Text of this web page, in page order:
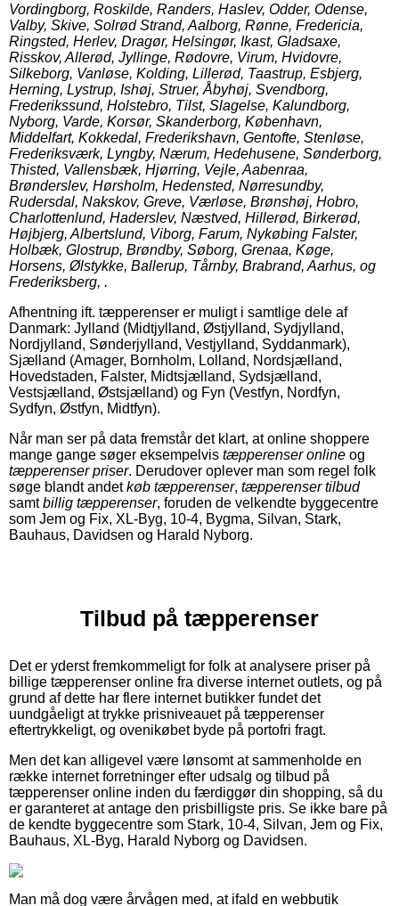
Vordingborg, Roskilde, Randers, Haslev, Odder, Odense,
Valby, Skive, Solrød Strand, Aalborg, Rønne, Fredericia,
Ringsted, Herlev, Dragør, Helsingør, Ikast, Gladsaxe,
Risskov, Allerød, Jyllinge, Rødovre, Virum, Hvidovre,
Silkeborg, Vanløse, Kolding, Lillerød, Taastrup, Esbjerg,
Herning, Lystrup, Ishøj, Struer, Åbyhøj, Svendborg,
Frederikssund, Holstebro, Tilst, Slagelse, Kalundborg,
Nyborg, Varde, Korsør, Skanderborg, København,
Middelfart, Kokkedal, Frederikshavn, Gentofte, Stenløse,
Frederiksværk, Lyngby, Nærum, Hedehusene, Sønderborg,
Thisted, Vallensbæk, Hjørring, Vejle, Aabenraa,
Brønderslev, Hørsholm, Hedensted, Nørresundby,
Rudersdal, Nakskov, Greve, Værløse, Brønshøj, Hobro,
Charlottenlund, Haderslev, Næstved, Hillerød, Birkerød,
Højbjerg, Albertslund, Viborg, Farum, Nykøbing Falster,
Holbæk, Glostrup, Brøndby, Søborg, Grenaa, Køge,
Horsens, Ølstykke, Ballerup, Tårnby, Brabrand, Aarhus, og
Frederiksberg, .
Afhentning ift. tæpperenser er muligt i samtlige dele af
Danmark: Jylland (Midtjylland, Østjylland, Sydjylland,
Nordjylland, Sønderjylland, Vestjylland, Syddanmark),
Sjælland (Amager, Bornholm, Lolland, Nordsjælland,
Hovedstaden, Falster, Midtsjælland, Sydsjælland,
Vestsjælland, Østsjælland) og Fyn (Vestfyn, Nordfyn,
Sydfyn, Østfyn, Midtfyn).
Når man ser på data fremstår det klart, at online shoppere
mange gange søger eksempelvis tæpperenser online og
tæpperenser priser. Derudover oplever man som regel folk
søge blandt andetkøb tæpperenser, tæpperenser tilbud
samtbillig tæpperenser, foruden de velkendte byggecentre
som Jem og Fix, XL-Byg, 10-4, Bygma, Silvan, Stark,
Bauhaus, Davidsen og Harald Nyborg.
Tilbud på tæpperenser
Det er yderst fremkommeligt for folk at analysere priser på
billige tæpperenser online fra diverse internet outlets, og på
grund af dette har flere internet butikker fundet det
uundgåeligt at trykke prisniveauet på tæpperenser
eftertrykkeligt, og ovenikøbet byde på portofri fragt.
Men det kan alligevel være lønsomt at sammenholde en
række internet forretninger efter udsalg og tilbud på
tæpperenser online inden du færdiggør din shopping, så du
er garanteret at antage den prisbilligste pris. Se ikke bare på
de kendte byggecentre som Stark, 10-4, Silvan, Jem og Fix,
Bauhaus, XL-Byg, Harald Nyborg og Davidsen.
Man må dog være årvågen med, at ifald en webbutik